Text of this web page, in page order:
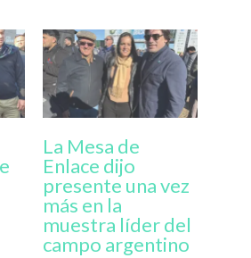
La Mesa de
Enlace dijo
presente una vez
más en la
muestra líder del
campo argentino